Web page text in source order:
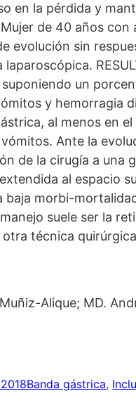
en la pérdida y
Mujer de 40 años
evolución sin
un
y hemorragia
al menos en
Ante la
de la cirugía a
al espacio
baja morbi-
suele ser la
técnica
Alique; MD.
Banda gástrica,